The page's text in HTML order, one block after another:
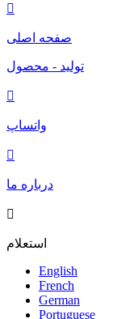

صفحه اصلی
تولید - محصول

واتساپ

درباره ما

استعلام
English
French
German
Portuguese